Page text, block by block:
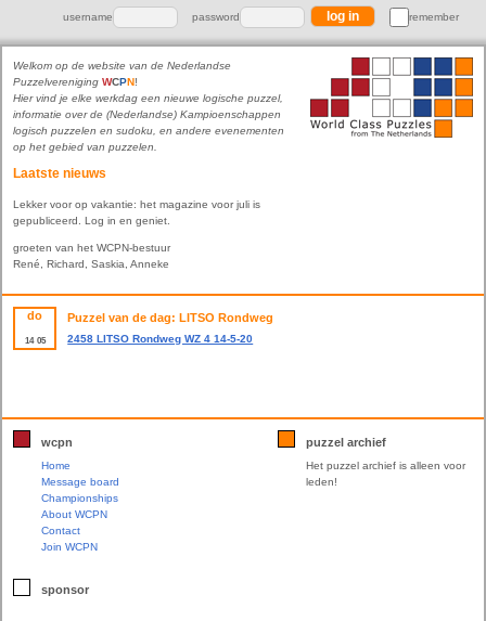
username password remember
Welkom op de website van de Nederlandse
Puzzelvereniging WCPN!
Hier vind je elke werkdag een nieuwe logische puzzel,
informatie over de (Nederlandse) Kampioenschappen
logisch puzzelen en sudoku, en andere evenementen
op het gebied van puzzelen.
Laatste nieuws
Lekker voor op vakantie: het magazine voor juli is
gepubliceerd. Log in en geniet.
groeten van het WCPN-bestuur
René, Richard, Saskia, Anneke
do
14 05
Puzzel van de dag: LITSO Rondweg
2458 LITSO Rondweg WZ 4 14-5-20
wcpn
Home
Message board
Championships
About WCPN
Contact
Join WCPN
sponsor
puzzel archief
Het puzzel archief is alleen voor
leden!